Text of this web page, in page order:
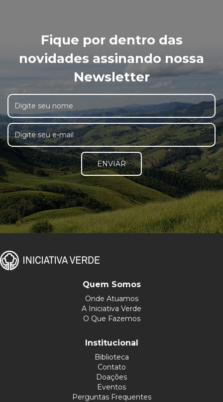
Fique por dentro das
novidades assinando nossa
Newsletter
ENVIAR
Quem Somos
Onde Atuamos
A Iniciativa Verde
O Que Fazemos
Institucional
Biblioteca
Contato
Doações
Eventos
Perguntas Frequentes